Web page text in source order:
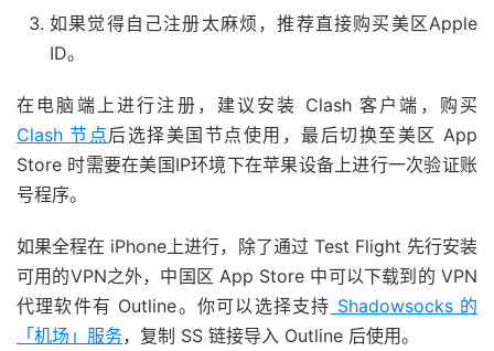
如果觉得自己注册太麻烦，推荐直接购买美区Apple
ID。
在电脑端上进行注册，建议安装 Clash 客户端，购买
Clash 节点后选择美国节点使用，最后切换至美区 App
Store 时需要在美国IP环境下在苹果设备上进行一次验证账
号程序。
如果全程在 iPhone上进行，除了通过 Test Flight 先行安装
可用的VPN之外，中国区 App Store 中可以下载到的 VPN
代理软件有 Outline。你可以选择支持 Shadowsocks 的
「机场」服务，复制 SS 链接导入 Outline 后使用。